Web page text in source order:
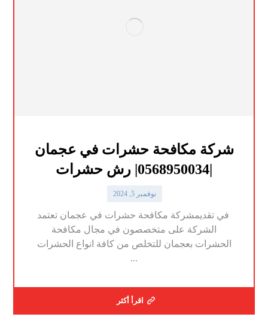
شركة مكافحة حشرات في عجمان
|0568950034| رش حشرات
نوفمبر 5, 2024
في تقديمشركة مكافحة حشرات في عجمان تعتمد
الشركة على متخصصون في مجال مكافحة
الحشرات بعجمان للتخلص من كافة انواع الحشرات
...
اقرأ أكثر